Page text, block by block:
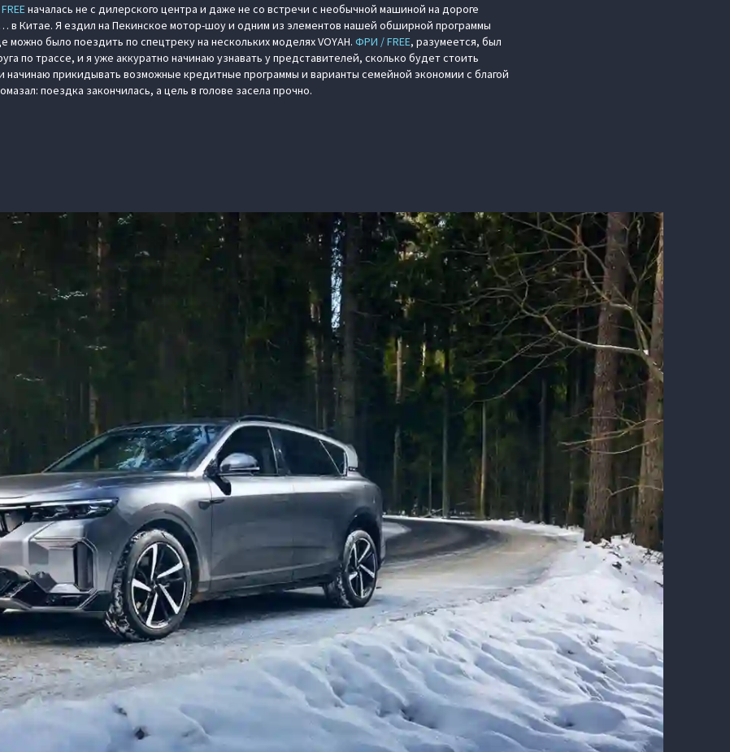
началась не с дилерского центра и даже не со встречи с необычной машиной на дороге
в Китае. Я ездил на Пекинское мотор-шоу и одним из элементов нашей обширной программы
можно было поездить по спецтреку на нескольких моделях VOYAH. ФРИ / FREE, разумеется, был
по трассе, и я уже аккуратно начинаю узнавать у представителей, сколько будет стоить
прикидывать возможные кредитные программы и варианты семейной экономии с благой
поездка закончилась, а цель в голове засела прочно.